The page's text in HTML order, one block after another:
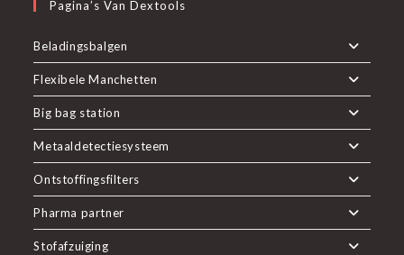
Pagina’s Van Dextools
Beladingsbalgen
Flexibele Manchetten
Big bag station
Metaaldetectiesysteem
Ontstoffingsfilters
Pharma partner
Stofafzuiging